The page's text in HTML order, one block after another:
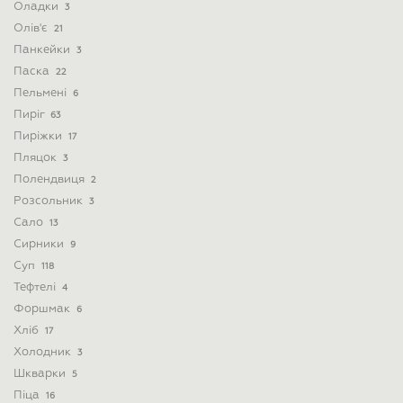
Оладки 3
Олів'є 21
Панкейки 3
Паска 22
Пельмені 6
Пиріг 63
Пиріжки 17
Пляцок 3
Полендвиця 2
Розсольник 3
Сало 13
Сирники 9
Суп 118
Тефтелі 4
Форшмак 6
Хліб 17
Холодник 3
Шкварки 5
Піца 16